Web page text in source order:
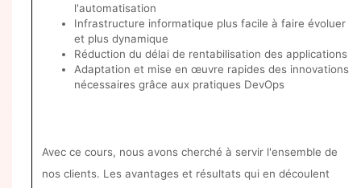
l'automatisation
Infrastructure informatique plus facile à faire évoluer
et plus dynamique
Réduction du délai de rentabilisation des applications
Adaptation et mise en œuvre rapides des innovations
nécessaires grâce aux pratiques DevOps
Avec ce cours, nous avons cherché à servir l'ensemble de
nos clients. Les avantages et résultats qui en découlent